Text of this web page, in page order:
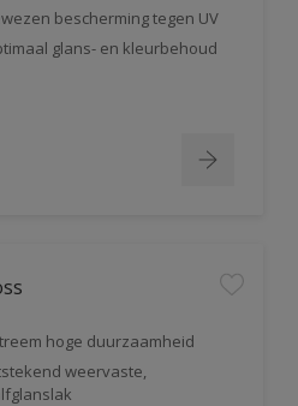
bescherming tegen UV
glans- en kleurbehoud
hoge duurzaamheid
weervaste,